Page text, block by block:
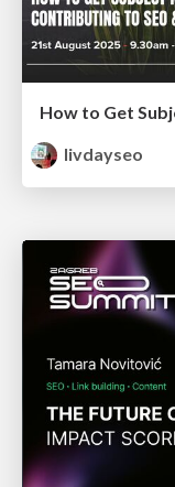
livdayseo